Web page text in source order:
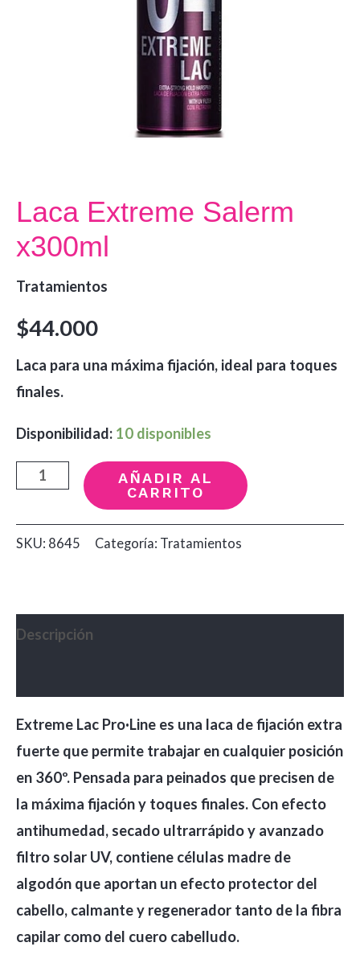
Laca Extreme Salerm
x300ml
Tratamientos
$44.000
Laca para una máxima fijación, ideal para toques
finales.
Disponibilidad: 10 disponibles
Laca
Salerm
x300ml
AÑADIR AL
CARRITO
SKU: 8645 Categoría: Tratamientos
Descripción
Extreme Lac Pro·Line es una laca de fijación extra
fuerte que permite trabajar en cualquier posición
en 360º. Pensada para peinados que precisen de
la máxima fijación y toques finales. Con efecto
antihumedad, secado ultrarrápido y avanzado
filtro solar UV, contiene células madre de
algodón que aportan un efecto protector del
cabello, calmante y regenerador tanto de la fibra
capilar como del cuero cabelludo.